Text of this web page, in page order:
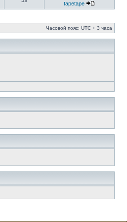
tapetape
Часовой пояс: UTC + 3 часа